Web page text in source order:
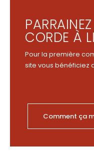
CORDE À
Pour la première
site vous bénéficiez
Comment ça